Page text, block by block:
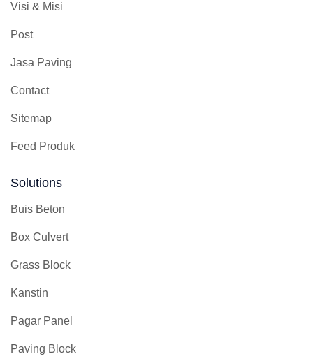
Visi & Misi
Post
Jasa Paving
Contact
Sitemap
Feed Produk
Solutions
Buis Beton
Box Culvert
Grass Block
Kanstin
Pagar Panel
Paving Block